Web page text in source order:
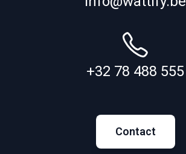
+32 78 488 555
Contact